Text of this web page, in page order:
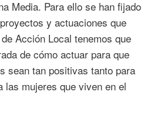
Media. Para ello se han fijado
y actuaciones que
Acción Local tenemos que
de cómo actuar para que
sean tan positivas tanto para
las mujeres que viven en el